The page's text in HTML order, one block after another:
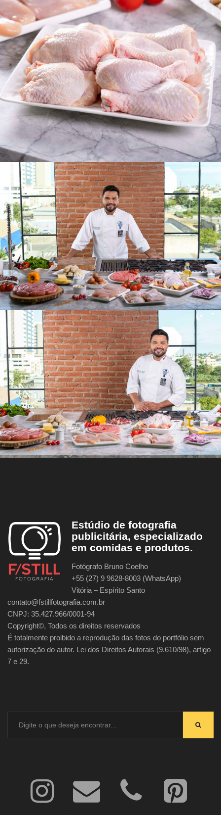
Estúdio de fotografia
publicitária, especializado
em comidas e produtos.
Fotógrafo Bruno Coelho
+55 (27) 9 9628-8003 (WhatsApp)
Vitória – Espírito Santo
contato@fstillfotografia.com.br
CNPJ: 35.427.966/0001-94
Copyright©, Todos os direitos reservados
É totalmente proibido a reprodução das fotos do portfólio sem
autorização do autor. Lei dos Direitos Autorais (9.610/98), artigo
7 e 29.